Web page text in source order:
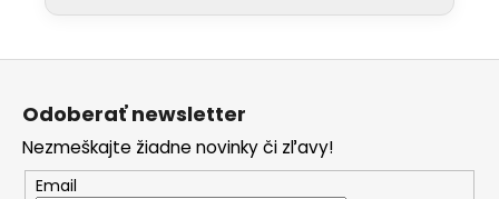
neprekladáme – väčšie rozmery vždy
nálepku dodávame s kvalitnou
prenosovou fóliou pre presné
Z
Odoberať newsletter
Nezmeškajte žiadne novinky či zľavy!
Email